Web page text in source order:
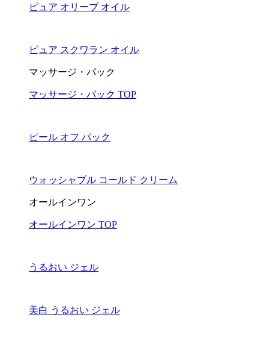
ピュア オリーブ オイル
ピュア スクワラン オイル
マッサージ・パック
マッサージ・パック TOP
ピール オフ パック
ウォッシャブル コールド クリーム
オールインワン
オールインワン TOP
うるおい ジェル
美白 うるおい ジェル